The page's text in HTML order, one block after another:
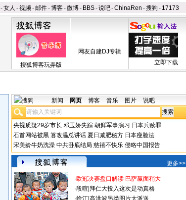
-女人 -视频-邮件-博客-微博- BBS-说吧-ChinaRen -搜狗 - 17173
搜狐博客玩弄版
网友自建DJ专辑
立即下载
新闻 网页 博客 音乐 图片 说吧
央视质疑29岁市长 邓玉娇失踪 朝鲜军事演习 日本兵赎罪
石首网站被黑 篡改温总讲话 夏日减肥秘方 日本瘦脸法
宋美龄牛奶洗澡 中共卧底结局 慈禧不快乐 侵略中国报告
更多>>
·欧冠决赛盘口解读 巴萨赢面稍大
·段暄 拜仁大投入这次是动真格
·徐江| 高洪波另类图片大派送